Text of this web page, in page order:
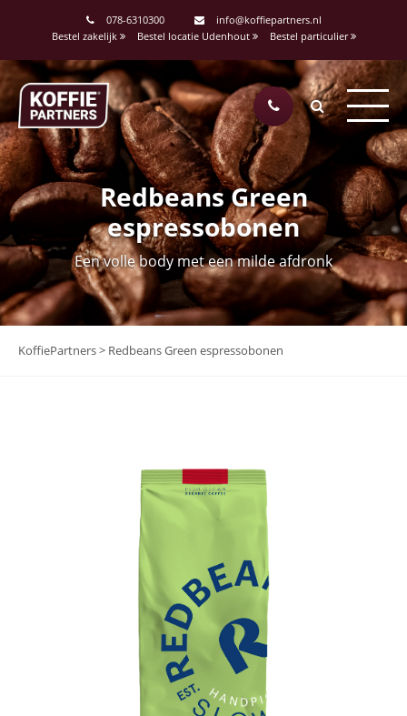
078-6310300
info@koffiepartners.nl
Bestel zakelijk
Bestel locatie Udenhout Bestel particulier
Redbeans Green
espressobonen
Een volle body met een milde afdronk
KoffiePartners> Redbeans Green espressobonen